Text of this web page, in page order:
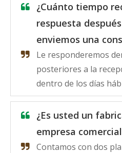
¿Cuánto tiempo
respuesta
enviemos una
Le responderemos
posteriores a la
dentro de los días
¿Es usted un
empresa
Contamos con dos